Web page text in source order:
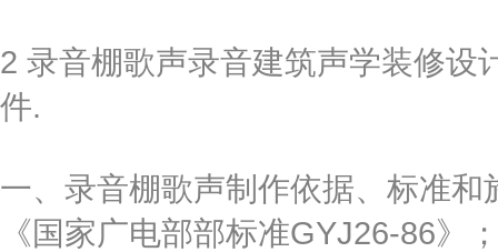
2 录音棚歌声录音建筑声学装修设
件.
一、录音棚歌声制作依据、标准
《国家广电部部标准GYJ26-86》